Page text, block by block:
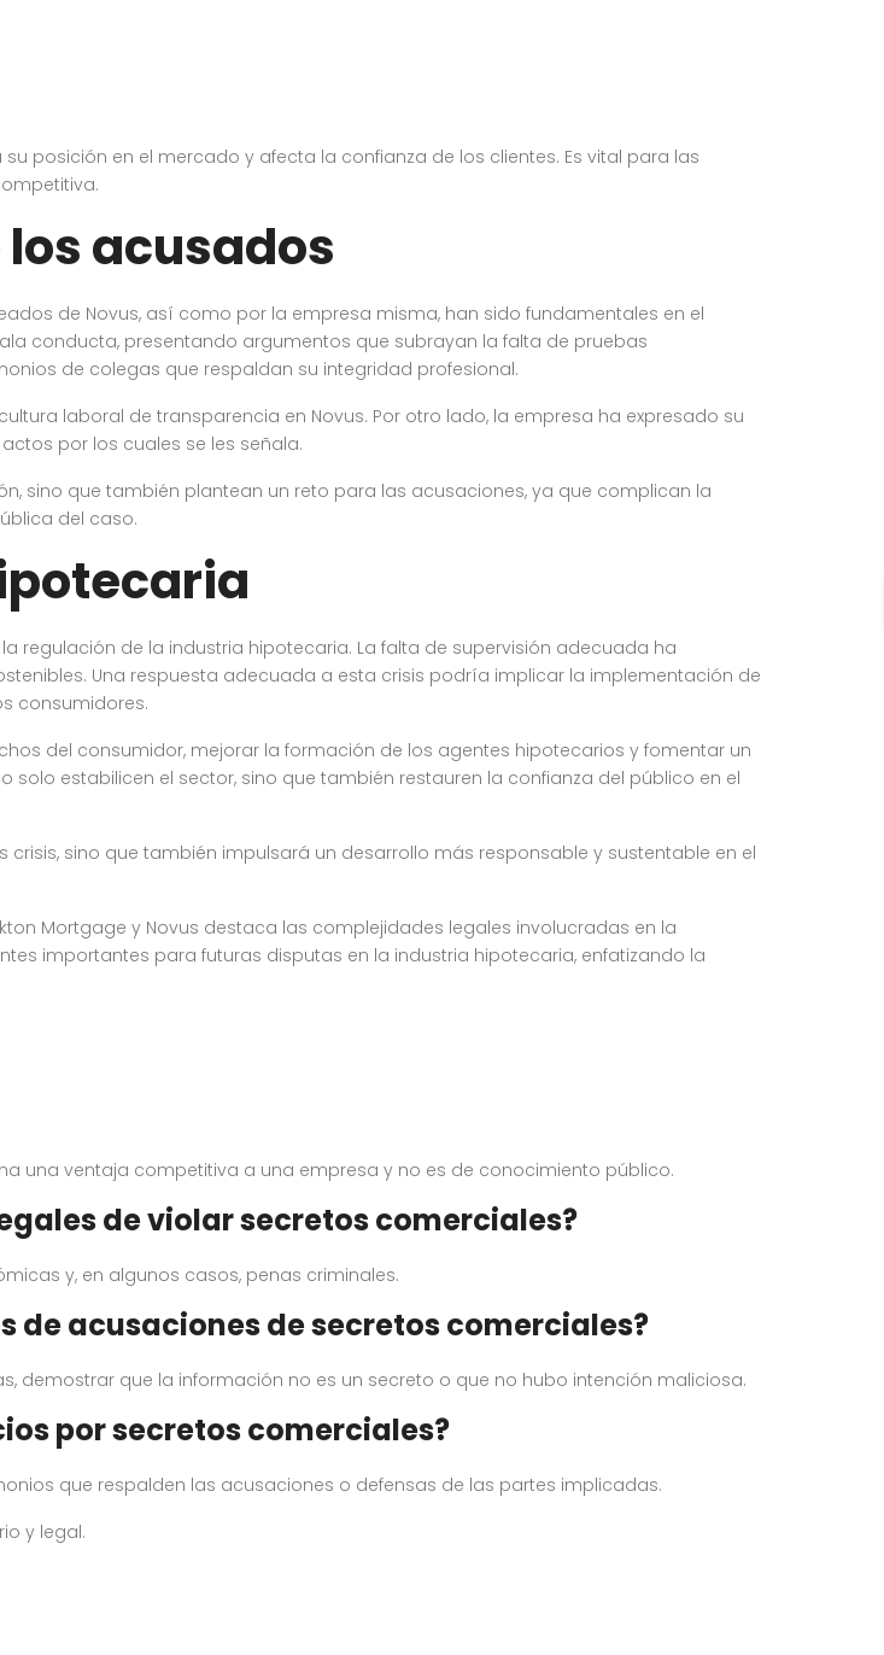
posición en el mercado y afecta la confianza de los clientes. Es vital para las
acusados
de Novus, así como por la empresa misma, han sido fundamentales en el
conducta, presentando argumentos que subrayan la falta de pruebas
de colegas que respaldan su integridad profesional.
laboral de transparencia en Novus. Por otro lado, la empresa ha expresado su
por los cuales se les señala.
sino que también plantean un reto para las acusaciones, ya que complican la
del caso.
regulación de la industria hipotecaria. La falta de supervisión adecuada ha
Una respuesta adecuada a esta crisis podría implicar la implementación de
consumidores.
del consumidor, mejorar la formación de los agentes hipotecarios y fomentar un
estabilicen el sector, sino que también restauren la confianza del público en el
sino que también impulsará un desarrollo más responsable y sustentable en el
Mortgage y Novus destaca las complejidades legales involucradas en la
importantes para futuras disputas en la industria hipotecaria, enfatizando la
una ventaja competitiva a una empresa y no es de conocimiento público.
de violar secretos comerciales?
y, en algunos casos, penas criminales.
de acusaciones de secretos comerciales?
demostrar que la información no es un secreto o que no hubo intención maliciosa.
por secretos comerciales?
que respalden las acusaciones o defensas de las partes implicadas.
y legal.